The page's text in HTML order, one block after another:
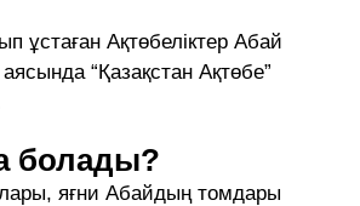
ұстаған Ақтөбеліктер Абай
“Қазақстан Ақтөбе”
болады?
яғни Абайдың томдары